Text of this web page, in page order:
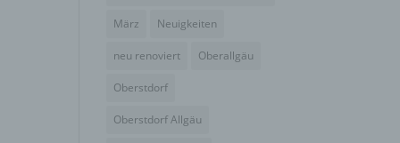
März Neuigkeiten
neu renoviert Oberallgäu
Oberstdorf
Oberstdorf Allgäu